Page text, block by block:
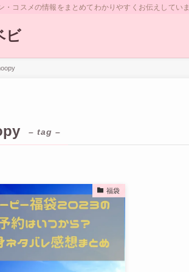
・コスメの情報をまとめてわかりやすくお伝えしてい
ビ
– tag –
福袋